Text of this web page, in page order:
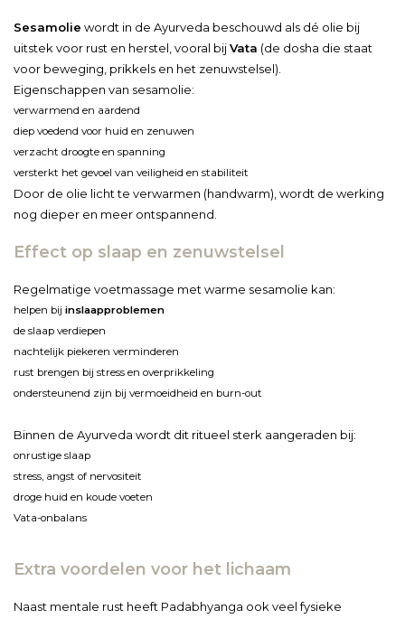
Sesamolie wordt in de Ayurveda beschouwd als dé olie bij
uitstek voor rust en herstel, vooral bijVata (de dosha die staat
voor beweging, prikkels en het zenuwstelsel).
Eigenschappen van sesamolie:
verwarmend en aardend
diep voedend voor huid en zenuwen
verzacht droogte en spanning
versterkt het gevoel van veiligheid en stabiliteit
Door de olie licht te verwarmen (handwarm), wordt de werking
nog dieper en meer ontspannend.
Effect op slaap en zenuwstelsel
Regelmatige voetmassage met warme sesamolie kan:
helpen bij inslaapproblemen
de slaap verdiepen
nachtelijk piekeren verminderen
rust brengen bij stress en overprikkeling
ondersteunend zijn bij vermoeidheid en burn-out
Binnen de Ayurveda wordt dit ritueel sterk aangeraden bij:
onrustige slaap
stress, angst of nervositeit
droge huid en koude voeten
Vata-onbalans
Extra voordelen voor het lichaam
Naast mentale rust heeft Padabhyanga ook veel fysieke